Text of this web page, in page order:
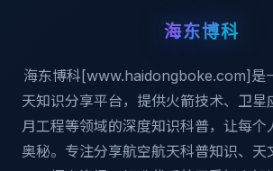
海东博科
海东博科[www.haidongboke.com]是
天知识分享平台，提供火箭技术、卫星
月工程等领域的深度知识科普，让每个
奥秘。专注分享航空航天科普知识、天